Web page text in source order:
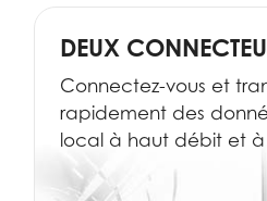
DEUX
Connectez-vous et
rapidement des
local à haut débit et